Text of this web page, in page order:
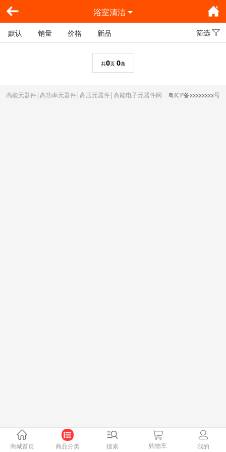
浴室清洁
默认 销量 价格 新品 筛选
共0页 0条
高能元器件|高功率元器件|高压元器件|高能电子元器件网 粤ICP备xxxxxxxx号
商城首页 商品分类 搜索 购物车 我的